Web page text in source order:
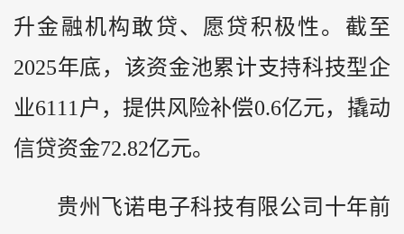
升金融机构敢贷、愿贷积极性。截至
2025年底，该资金池累计支持科技型企
业6111户，提供风险补偿0.6亿元，撬动
信贷资金72.82亿元。
贵州飞诺电子科技有限公司十年前